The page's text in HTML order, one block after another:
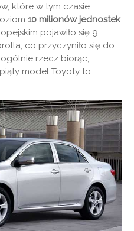
które w tym czasie
10 milionów jednostek
pojawiło się 9
co przyczyniło się do
rzecz biorąc,
model Toyoty to